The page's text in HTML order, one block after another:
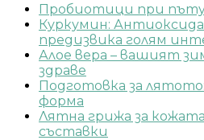
Пробиотици при
Куркумин:
предизвика голям
Алое вера – вашият
здраве
Подготовка за
форма
Лятна грижа за
съставки